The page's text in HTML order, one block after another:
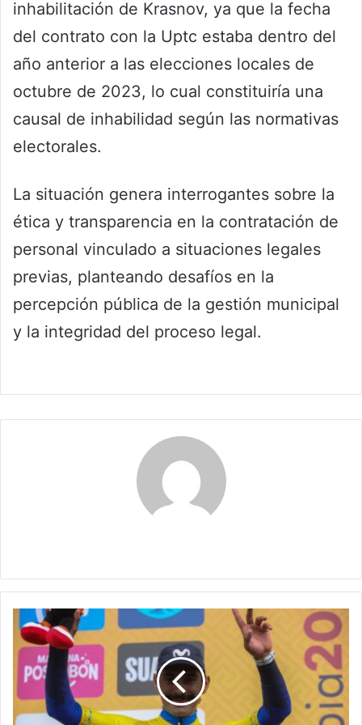
inhabilitación de Krasnov, ya que la fecha
del contrato con la Uptc estaba dentro del
año anterior a las elecciones locales de
octubre de 2023, lo cual constituiría una
causal de inhabilidad según las normativas
electorales.
La situación genera interrogantes sobre la
ética y transparencia en la contratación de
personal vinculado a situaciones legales
previas, planteando desafíos en la
percepción pública de la gestión municipal
y la integridad del proceso legal.
Fernando
Gaviria
encabeza
Tour
Colombia
2024